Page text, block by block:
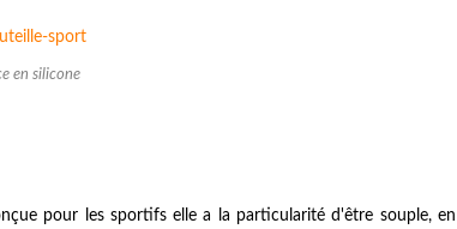
en silicone
pour les sportifs elle a la particularité d'être souple, en